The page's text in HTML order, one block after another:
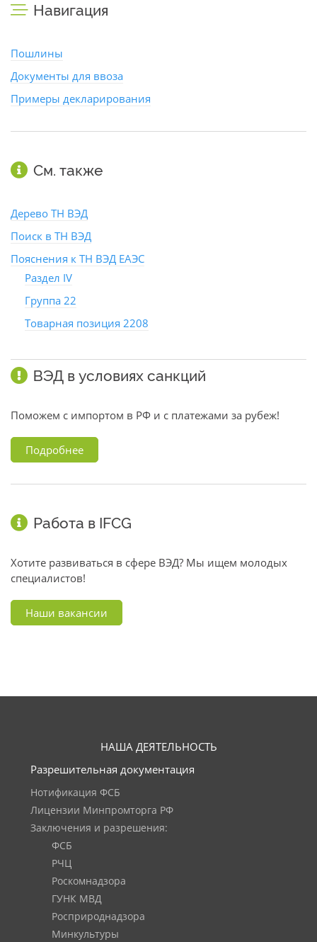
Навигация
Пошлины
Документы для ввоза
Примеры декларирования
См. также
Дерево ТН ВЭД
Поиск в ТН ВЭД
Пояснения к ТН ВЭД ЕАЭС
Раздел IV
Группа 22
Товарная позиция 2208
ВЭД в условиях санкций
Поможем с импортом в РФ и с платежами за рубеж!
Подробнее
Работа в IFCG
Хотите развиваться в сфере ВЭД? Мы ищем молодых
специалистов!
Наши вакансии
НАША ДЕЯТЕЛЬНОСТЬ
Разрешительная документация
Нотификация ФСБ
Лицензии Минпромторга РФ
Заключения и разрешения:
ФСБ
РЧЦ
Роскомнадзора
ГУНК МВД
Росприроднадзора
Минкультуры